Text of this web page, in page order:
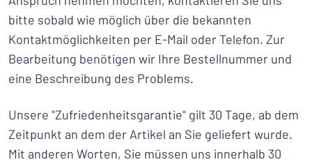
bitte sobald wie möglich über die bekannten
Kontaktmöglichkeiten per E-Mail oder Telefon. Zur
Bearbeitung benötigen wir Ihre Bestellnummer und
eine Beschreibung des Problems.
Unsere "Zufriedenheitsgarantie" gilt 30 Tage, ab dem
Zeitpunkt an dem der Artikel an Sie geliefert wurde.
Mit anderen Worten, Sie müssen uns innerhalb 30